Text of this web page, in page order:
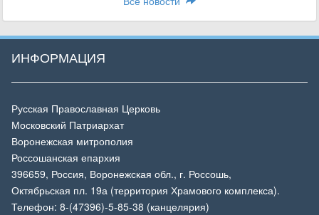
ИНФОРМАЦИЯ
Русская Православная Церковь
Московский Патриархат
Воронежская митрополия
Россошанская епархия
396659, Россия, Воронежская обл., г. Россошь,
Октябрьская пл. 19а (территория Храмового комплекса).
Телефон: 8-(47396)-5-85-38 (канцелярия)